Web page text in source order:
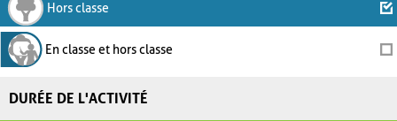
Hors classe
En classe et hors classe
DURÉE DE L'ACTIVITÉ